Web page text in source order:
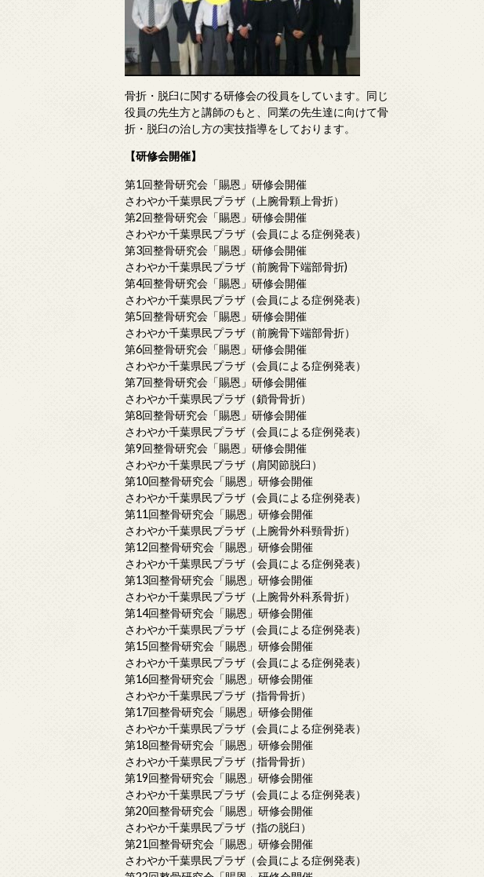
骨折・脱臼に関する研修会の役員をしています。同じ
役員の先生方と講師のもと、同業の先生達に向けて骨
折・脱臼の治し方の実技指導をしております。
【研修会開催】
第1回整骨研究会「賜恩」研修会開催
さわやか千葉県民プラザ（上腕骨顆上骨折）
第2回整骨研究会「賜恩」研修会開催
さわやか千葉県民プラザ（会員による症例発表）
第3回整骨研究会「賜恩」研修会開催
さわやか千葉県民プラザ（前腕骨下端部骨折)
第4回整骨研究会「賜恩」研修会開催
さわやか千葉県民プラザ（会員による症例発表）
第5回整骨研究会「賜恩」研修会開催
さわやか千葉県民プラザ（前腕骨下端部骨折）
第6回整骨研究会「賜恩」研修会開催
さわやか千葉県民プラザ（会員による症例発表）
第7回整骨研究会「賜恩」研修会開催
さわやか千葉県民プラザ（鎖骨骨折）
第8回整骨研究会「賜恩」研修会開催
さわやか千葉県民プラザ（会員による症例発表）
第9回整骨研究会「賜恩」研修会開催
さわやか千葉県民プラザ（肩関節脱臼）
第10回整骨研究会「賜恩」研修会開催
さわやか千葉県民プラザ（会員による症例発表）
第11回整骨研究会「賜恩」研修会開催
さわやか千葉県民プラザ（上腕骨外科頸骨折）
第12回整骨研究会「賜恩」研修会開催
さわやか千葉県民プラザ（会員による症例発表）
第13回整骨研究会「賜恩」研修会開催
さわやか千葉県民プラザ（上腕骨外科系骨折）
第14回整骨研究会「賜恩」研修会開催
さわやか千葉県民プラザ（会員による症例発表）
第15回整骨研究会「賜恩」研修会開催
さわやか千葉県民プラザ（会員による症例発表）
第16回整骨研究会「賜恩」研修会開催
さわやか千葉県民プラザ（指骨骨折）
第17回整骨研究会「賜恩」研修会開催
さわやか千葉県民プラザ（会員による症例発表）
第18回整骨研究会「賜恩」研修会開催
さわやか千葉県民プラザ（指骨骨折）
第19回整骨研究会「賜恩」研修会開催
さわやか千葉県民プラザ（会員による症例発表）
第20回整骨研究会「賜恩」研修会開催
さわやか千葉県民プラザ（指の脱臼）
第21回整骨研究会「賜恩」研修会開催
さわやか千葉県民プラザ（会員による症例発表）